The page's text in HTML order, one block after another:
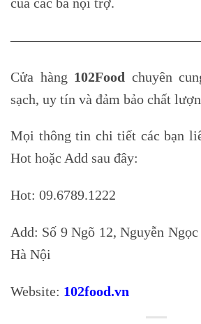
Cửa hàng 102Food chuyên
sạch, uy tín và đảm bảo chất
Mọi thông tin chi tiết các bạn
Hot hoặc Add sau đây:
Hot:
Add: Số 9 Ngõ 12, Nguyễn
Hà Nội
Website: 102food.vn